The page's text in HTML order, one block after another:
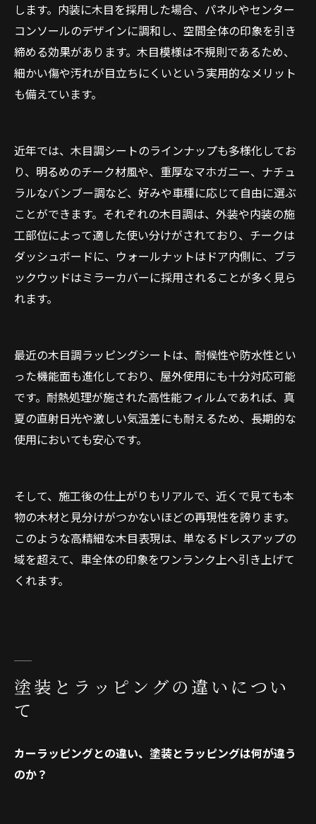
します。内装に木目を採用した場合、パネルやセンター
コンソールのデザインに調和し、空間全体の印象を引き
締める効果があります。木目模様は不規則であるため、
細かい傷や汚れが目立ちにくいという実用的なメリット
も備えています。
近年では、木目調シートのラインナップも多様化してお
り、明るめのチーク材風や、重厚なマホガニー、ナチュ
ラルなバンブー調など、好みや車種に応じて自由に選ぶ
ことができます。それぞれの木目調は、外装や内装の施
工部位によって適した使い分けがされており、チークは
ダッシュボードに、ウォールナットはドア内側に、ブラ
ックウッドはミラーカバーに採用されることが多く見ら
れます。
最近の木目調ラッピングシートは、耐候性や防水性とい
った機能面も進化しており、屋外使用にも十分対応可能
です。耐熱処理が施された高性能フィルムであれば、真
夏の直射日光や激しい気温差にも耐えるため、長期的な
使用においても安心です。
そして、施工後の仕上がりもリアルで、近くで見ても本
物の木材と見分けがつかないほどの再現性を誇ります。
このような高精細な木目表現は、単なるドレスアップの
域を超えて、車全体の印象をワンランク上へ引き上げて
くれます。
塗装とラッピングの違いについ
て
カーラッピングとの違い、塗装とラッピングは何が違う
のか？